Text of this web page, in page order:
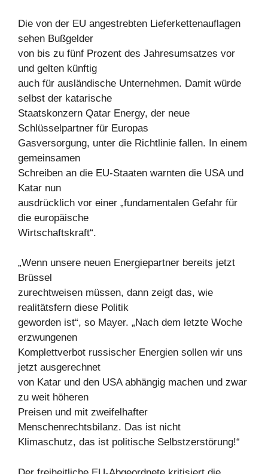
Die von der EU angestrebten Lieferkettenauflagen
sehen Bußgelder
von bis zu fünf Prozent des Jahresumsatzes vor
und gelten künftig
auch für ausländische Unternehmen. Damit würde
selbst der katarische
Staatskonzern Qatar Energy, der neue
Schlüsselpartner für Europas
Gasversorgung, unter die Richtlinie fallen. In einem
gemeinsamen
Schreiben an die EU-Staaten warnten die USA und
Katar nun
ausdrücklich vor einer „fundamentalen Gefahr für
die europäische
Wirtschaftskraft“.
„Wenn unsere neuen Energiepartner bereits jetzt
Brüssel
zurechtweisen müssen, dann zeigt das, wie
realitätsfern diese Politik
geworden ist“, so Mayer. „Nach dem letzte Woche
erzwungenen
Komplettverbot russischer Energien sollen wir uns
jetzt ausgerechnet
von Katar und den USA abhängig machen und zwar
zu weit höheren
Preisen und mit zweifelhafter
Menschenrechtsbilanz. Das ist nicht
Klimaschutz, das ist politische Selbstzerstörung!“